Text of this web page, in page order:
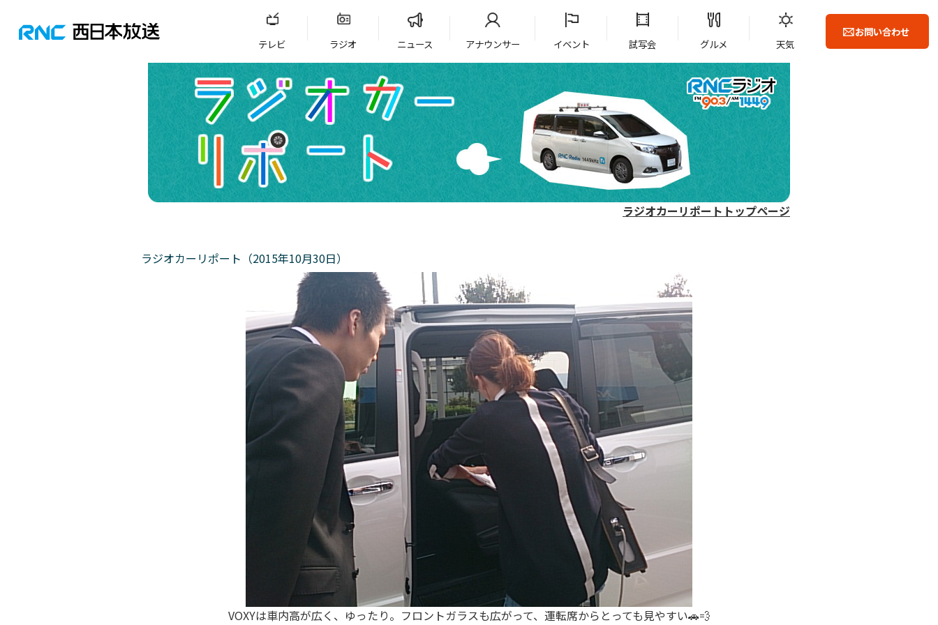
テレビ ラジオ ニュース アナウンサー イベント 試写会 グルメ 天気
お問い合わせ
ラジオカーリポートトップページ
ラジオカーリポート（2015年10月30日）
VOXYは車内高が広く、ゆったり。フロントガラスも広がって、運転席からとっても見やすい🚗💨